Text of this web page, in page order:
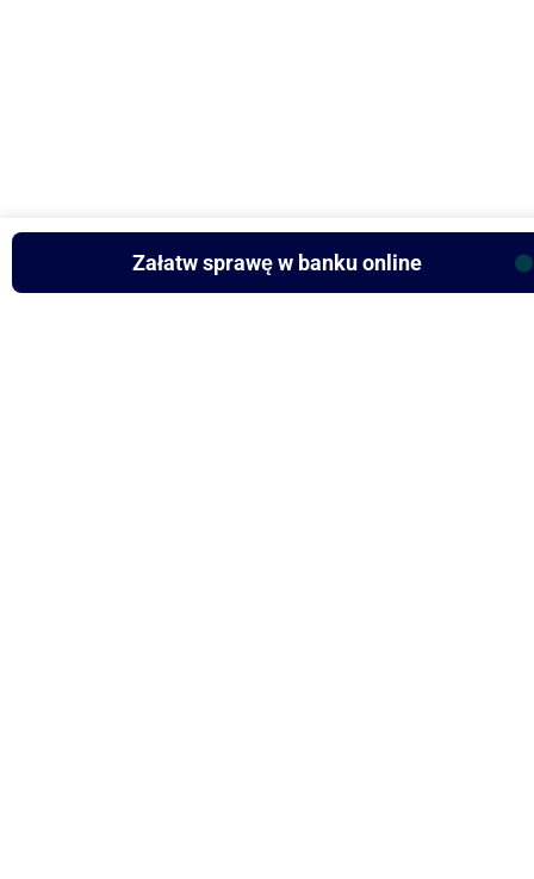
Załatw sprawę w banku online